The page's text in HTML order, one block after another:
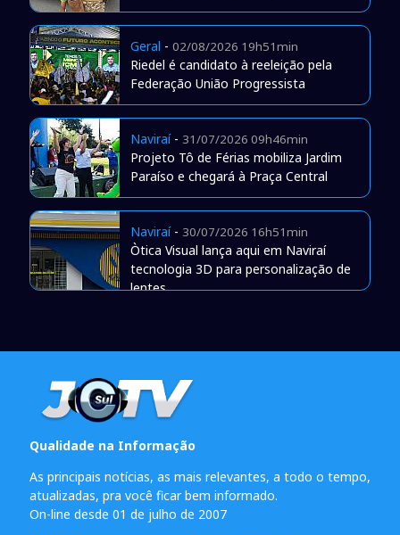
Geral - 02/08/2026 19h51min
Riedel é candidato à reeleição pela
Federação União Progressista
Naviraí- 31/07/2026 09h46min
Projeto Tô de Férias mobiliza Jardim
Paraíso e chegará à Praça Central
Naviraí- 30/07/2026 16h51min
Òtica Visual lança aqui em Naviraí
tecnologia 3D para personalização de
lentes
Qualidade na Informação
As principais notícias, as mais relevantes, a todo o tempo,
atualizadas, pra você ficar bem informado.
On-line desde 01 de julho de 2007